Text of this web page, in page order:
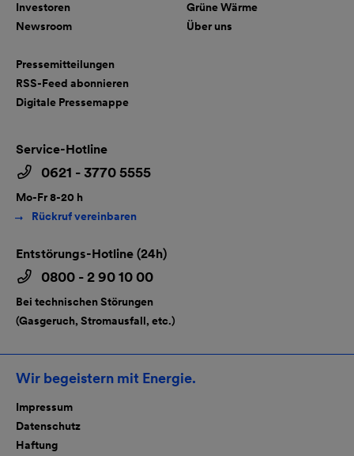
Investoren
Newsroom
Grüne Wärme
Über uns
Pressemitteilungen
RSS-Feed abonnieren
Digitale Pressemappe
Service-Hotline
0621 - 3770 5555
Mo-Fr 8-20 h
Rückruf vereinbaren
Entstörungs-Hotline (24h)
0800 - 2 90 10 00
Bei technischen Störungen
(Gasgeruch, Stromausfall, etc.)
Wir begeistern mit Energie.
Impressum
Datenschutz
Haftung